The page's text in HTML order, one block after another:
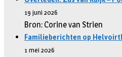
19 juni 2026
Bron: Corine van Strien
Familieberichten op
1 mei 2026